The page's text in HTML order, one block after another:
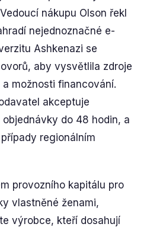
nákupu Olson řekl
nejednoznačné e-
Ashkenazi se
aby vysvětlila zdroje
možnosti financování.
akceptuje
do 48 hodin, a
regionálním
provozního kapitálu pro
vlastněné ženami,
výrobce, kteří dosahují